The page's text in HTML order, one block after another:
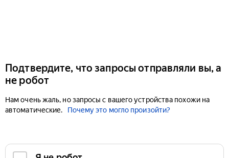
Подтвердите, что запросы отправляли вы, а
не робот
Нам очень жаль, но запросы с вашего устройства похожи на
автоматические.
Почему это могло произойти?